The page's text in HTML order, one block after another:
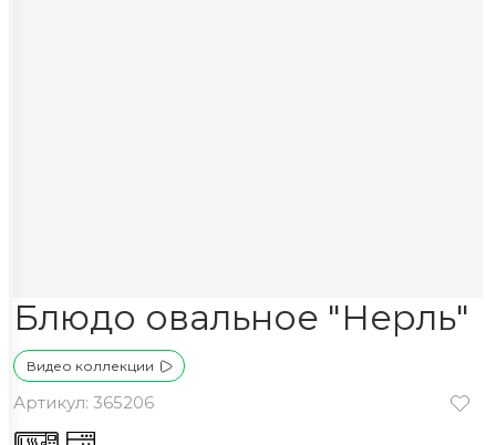
Блюдо овальное "Нерль"
Видео коллекции
Артикул: 365206